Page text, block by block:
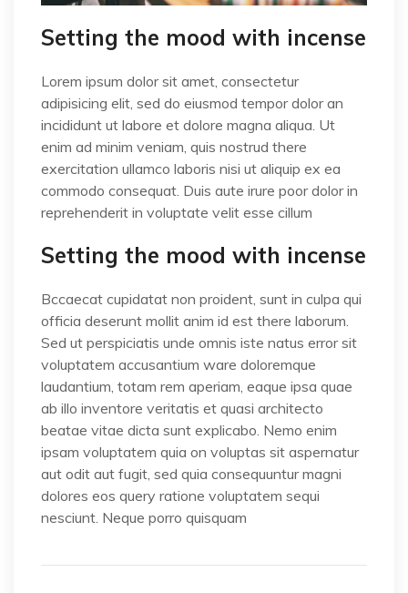
Setting the mood with incense
Lorem ipsum dolor sit amet, consectetur
adipisicing elit, sed do eiusmod tempor dolor an
incididunt ut labore et dolore magna aliqua. Ut
enim ad minim veniam, quis nostrud there
exercitation ullamco laboris nisi ut aliquip ex ea
commodo consequat. Duis aute irure poor dolor in
reprehenderit in voluptate velit esse cillum
Setting the mood with incense
Bccaecat cupidatat non proident, sunt in culpa qui
officia deserunt mollit anim id est there laborum.
Sed ut perspiciatis unde omnis iste natus error sit
voluptatem accusantium ware doloremque
laudantium, totam rem aperiam, eaque ipsa quae
ab illo inventore veritatis et quasi architecto
beatae vitae dicta sunt explicabo. Nemo enim
ipsam voluptatem quia on voluptas sit aspernatur
aut odit aut fugit, sed quia consequuntur magni
dolores eos query ratione voluptatem sequi
nesciunt. Neque porro quisquam